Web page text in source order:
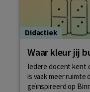
Didactiek
Waar kleur jij
Iedere docent kent
is vaak meer ruimte
geïnspireerd op